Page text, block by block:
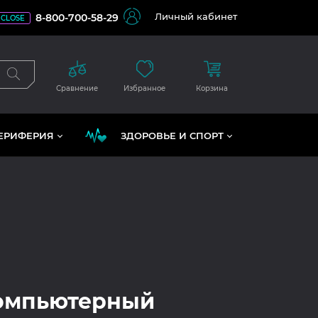
CLOSE 8-800-700-58-29 Личный кабинет
Сравнение Избранное Корзина
ЗДОРОВЬЕ И СПОРТ